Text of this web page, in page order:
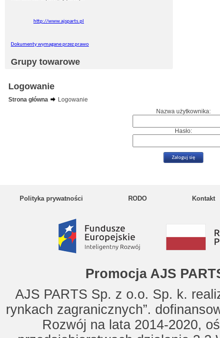
http://www.ajsparts.pl
Dokumenty wymagane przez prawo
Grupy towarowe
Logowanie
Strona główna
Logowanie
Nazwa użytkownika:
Hasło:
Polityka prywatności RODO Kontakt
Promocja AJS
AJS PARTS Sp. z o.o. Sp. k.
rynkach zagranicznych”.
Rozwój na lata 2014-2020,